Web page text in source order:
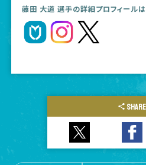
藤田 大道 選手の詳細プロフィールは
SHARE